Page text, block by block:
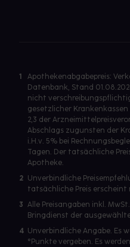
1
Apothekenabgabepreis:
Datenbank, Stand
nicht
gesetzlicher Krankenkassen
2,3 der
Abschlags zugunsten der
i.H.v. 5% bei
Tagen. Der tatsächliche
Apotheke.
2 Unverbindliche
tatsächliche Preis erscheint
3 Alle Preisangaben inkl.
Bringdienst der
4 Unverbindliche Angabe. Es
°Punkte vergeben. Es